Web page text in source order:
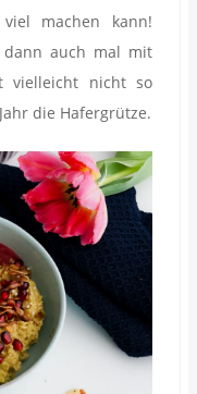
machen kann!
dann auch mal mit
vielleicht nicht so
die Hafergrütze.